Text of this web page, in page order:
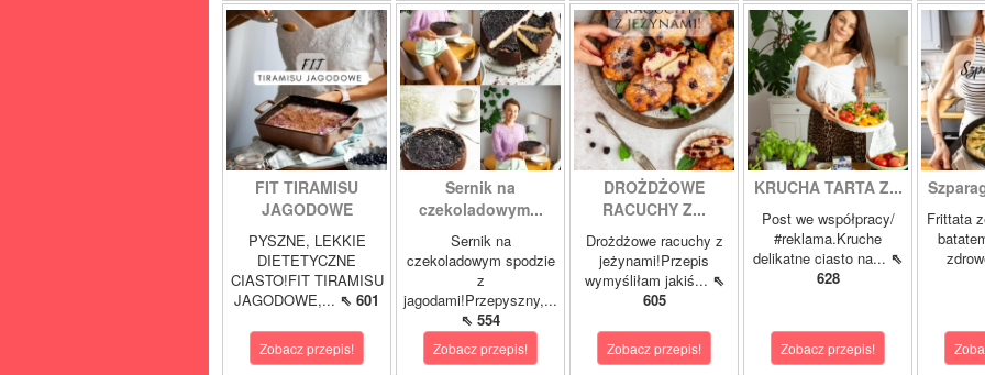
FIT TIRAMISU
JAGODOWE
PYSZNE, LEKKIE
DIETETYCZNE
CIASTO!FIT TIRAMISU
JAGODOWE,... ⇖ 601
Zobacz przepis!
Sernik na
czekoladowym...
Sernik na
czekoladowym spodzie
z
jagodami!Przepyszny,...
⇖ 554
Zobacz przepis!
DROŻDŻOWE
RACUCHY Z...
Drożdżowe racuchy z
jeżynami!Przepis
wymyśliłam jakiś... ⇖
605
Zobacz przepis!
KRUCHA TARTA Z...
Post we współpracy/
#reklama.Kruche
delikatne ciasto na... ⇖
628
Zobacz przepis!
Frittata